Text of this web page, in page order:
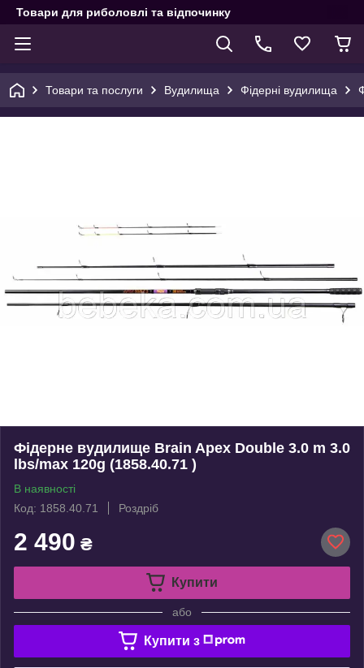
Товари для риболовлі та відпочинку
Товари та послуги Вудилища Фідерні вудилища
Фідерне вудилище Brain Apex Double 3.0 m 3.0
lbs/max 120g (1858.40.71 )
В наявності
Код: 1858.40.71
Роздріб
2 490 ₴
Купити
або
Купити з